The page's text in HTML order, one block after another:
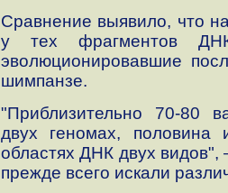
Сравнение выявило, что
у тех фрагментов
эволюционировавшие
шимпанзе.
"Приблизительно 70-80
двух геномах, половина
областях ДНК двух
прежде всего искали